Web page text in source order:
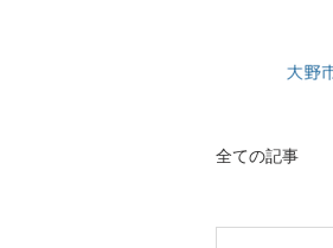
全ての記事